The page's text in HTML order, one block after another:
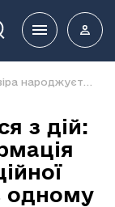
Пошук
з дій:
одному